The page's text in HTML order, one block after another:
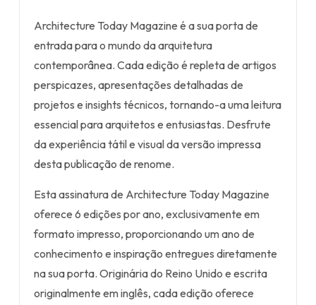
Architecture Today Magazine é a sua porta de
entrada para o mundo da arquitetura
contemporânea. Cada edição é repleta de artigos
perspicazes, apresentações detalhadas de
projetos e insights técnicos, tornando-a uma leitura
essencial para arquitetos e entusiastas. Desfrute
da experiência tátil e visual da versão impressa
desta publicação de renome.
Esta assinatura de Architecture Today Magazine
oferece 6 edições por ano, exclusivamente em
formato impresso, proporcionando um ano de
conhecimento e inspiração entregues diretamente
na sua porta. Originária do Reino Unido e escrita
originalmente em inglês, cada edição oferece